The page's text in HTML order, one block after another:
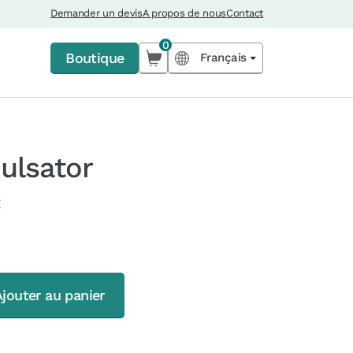
Demander un devisA propos de nousContact
Boutique
0
Français
au panier